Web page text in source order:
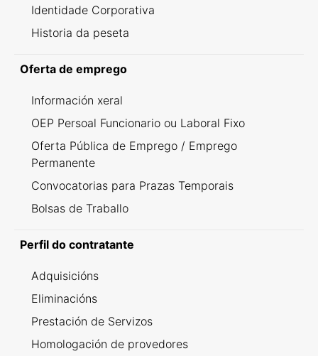
Identidade Corporativa
Historia da peseta
Oferta de emprego
Información xeral
OEP Persoal Funcionario ou Laboral Fixo
Oferta Pública de Emprego / Emprego
Permanente
Convocatorias para Prazas Temporais
Bolsas de Traballo
Perfil do contratante
Adquisicións
Eliminacións
Prestación de Servizos
Homologación de provedores